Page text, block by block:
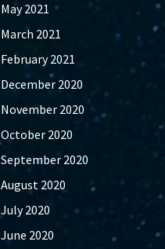
May 2021
March 2021
February 2021
December 2020
November 2020
October 2020
September 2020
August 2020
July 2020
June 2020